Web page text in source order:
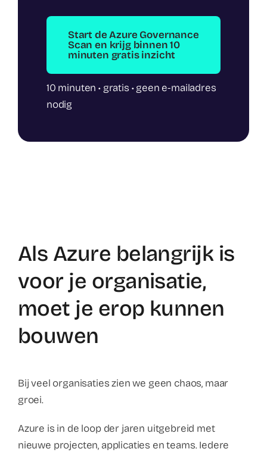
Start de Azure Governance
Scan en krijg binnen 10
minuten gratis inzicht
10 minuten • gratis • geen e-mailadres
nodig
Als Azure belangrijk is
voor je organisatie,
moet je erop kunnen
bouwen
Bij veel organisaties zien we geen chaos, maar
groei.
Azure is in de loop der jaren uitgebreid met
nieuwe projecten, applicaties en teams. Iedere